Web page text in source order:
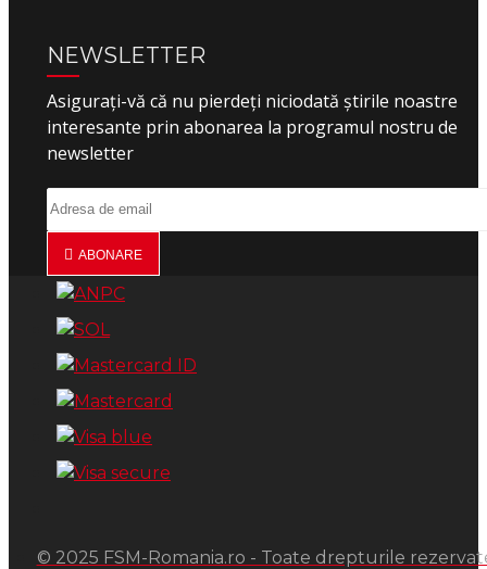
NEWSLETTER
Asigurați-vă că nu pierdeți niciodată știrile noastre
interesante prin abonarea la programul nostru de
newsletter
ABONARE
© 2025 FSM-Romania.ro - Toate drepturile